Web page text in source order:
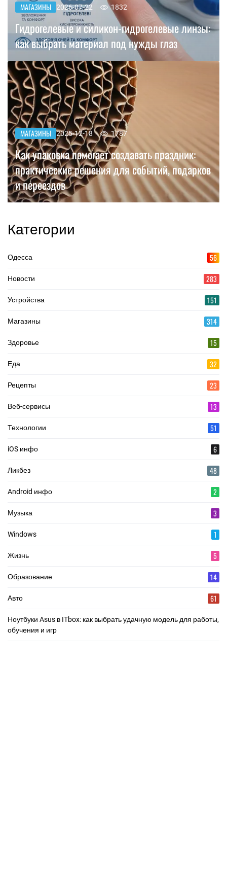
МАГАЗИНЫ 2026-07-22 1832
Гидрогелевые и силикон-гидрогелевые линзы:
как выбрать материал под нужды глаз
МАГАЗИНЫ 2025-12-18 1787
Как упаковка помогает создавать праздник:
практические решения для событий, подарков
и переездов
Категории
Одесса 56
Новости 283
Устройства 151
Магазины 314
Здоровье 15
Еда 32
Рецепты 23
Веб-сервисы 13
Технологии 51
iOS инфо 6
Ликбез 48
Android инфо 2
Музыка 3
Windows 1
Жизнь 5
Образование 14
Авто 61
Ноутбуки Asus в ITbox: как выбрать удачную модель для работы,
обучения и игр